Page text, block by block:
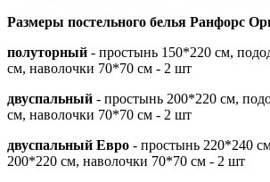
Размеры постельного белья Ранфорс
полуторный - простынь 150*220 см,
см, наволочки 70*70 см - 2 шт
двуспальный - простынь 200*220 см,
см, наволочки 70*70 см - 2 шт
двуспальный Евро - простынь 220*240
200*220 см, наволочки 70*70 см - 2 шт